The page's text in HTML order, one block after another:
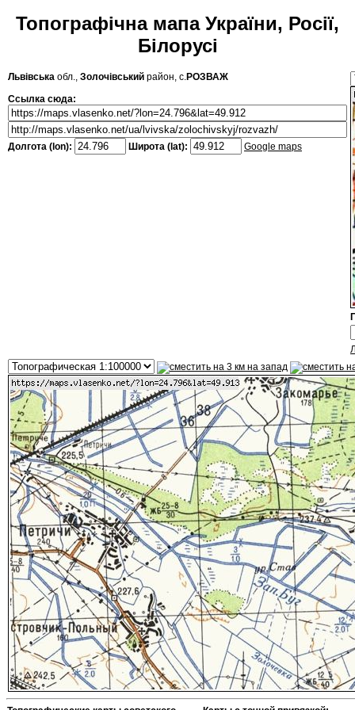
Топографічна мапа України, Росії,
Білорусі
Львівська обл., Золочівський район, с.РОЗВАЖ
Ссылка сюда:
Долгота (lon): Широта (lat): Google maps